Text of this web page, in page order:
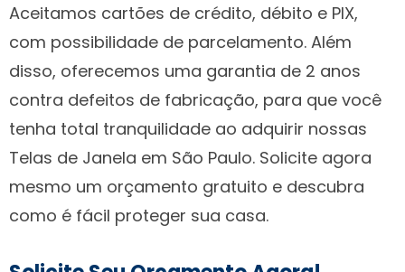
Aceitamos cartões de crédito, débito e PIX,
com possibilidade de parcelamento. Além
disso, oferecemos uma garantia de 2 anos
contra defeitos de fabricação, para que você
tenha total tranquilidade ao adquirir nossas
Telas de Janela em São Paulo. Solicite agora
mesmo um orçamento gratuito e descubra
como é fácil proteger sua casa.